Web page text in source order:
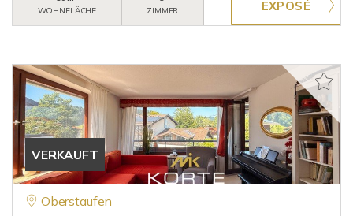
WOHNFLÄCHE
ZIMMER
VERKAUFT
Oberstaufen